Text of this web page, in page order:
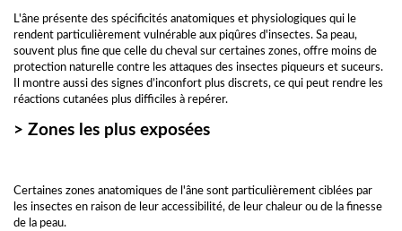
L'âne présente des spécificités anatomiques et physiologiques qui le
rendent particulièrement vulnérable aux piqûres d'insectes. Sa peau,
souvent plus fine que celle du cheval sur certaines zones, offre moins de
protection naturelle contre les attaques des insectes piqueurs et suceurs.
Il montre aussi des signes d’inconfort plus discrets, ce qui peut rendre les
réactions cutanées plus difficiles à repérer.
> Zones les plus exposées
Certaines zones anatomiques de l'âne sont particulièrement ciblées par
les insectes en raison de leur accessibilité, de leur chaleur ou de la finesse
de la peau.